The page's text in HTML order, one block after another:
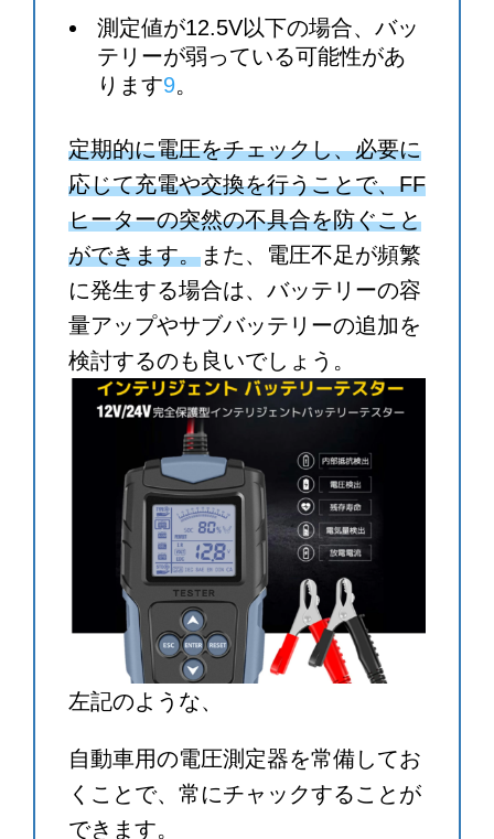
測定値が12.5V以下の場合、バッ
テリーが弱っている可能性があ
ります9。
定期的に電圧をチェックし、必要に
応じて充電や交換を行うことで、FF
ヒーターの突然の不具合を防ぐこと
ができます。また、電圧不足が頻繁
に発生する場合は、バッテリーの容
量アップやサブバッテリーの追加を
検討するのも良いでしょう。
左記のような、
自動車用の電圧測定器を常備してお
くことで、常にチャックすることが
できます。